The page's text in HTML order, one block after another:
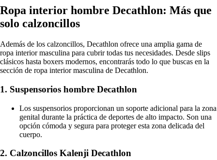
Ropa interior hombre Decathlon: Más que
solo calzoncillos
Además de los calzoncillos, Decathlon ofrece una amplia gama de
ropa interior masculina para cubrir todas tus necesidades. Desde slips
clásicos hasta boxers modernos, encontrarás todo lo que buscas en la
sección de ropa interior masculina de Decathlon.
1. Suspensorios hombre Decathlon
Los suspensorios proporcionan un soporte adicional para la zona
genital durante la práctica de deportes de alto impacto. Son una
opción cómoda y segura para proteger esta zona delicada del
cuerpo.
2. Calzoncillos Kalenji Decathlon